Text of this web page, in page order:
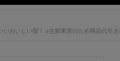
おいしい梨！ ※生鮮果実のため商品代引き